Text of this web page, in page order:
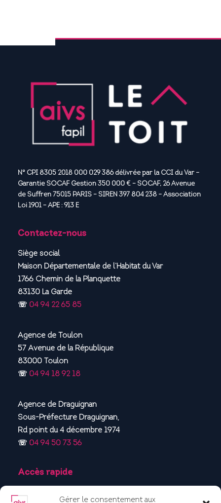
Gérer le consentement aux
N° CPI 8305 2018 000 029 386 délivrée par la CCI du Var –
Garantie SOCAF Gestion 350 000 € – SOCAF, 26 Avenue
de Suffren 75015 PARIS – SIREN 397 804 238 – Association
Loi 1901 – APE : 913 E
Contactez-nous
Siège social
Maison Départementale de l’Habitat du Var
1766 Chemin de la Planquette
83130 La Garde
☏ 04 94 22 65 85
Agence de Toulon
57 Avenue de la République
83000 Toulon
☏ 04 94 18 92 18
Agence de Draguignan
Sous-Préfecture Draguignan,
Rd point du 4 décembre 1974
☏ 04 94 50 73 56
Accès rapide